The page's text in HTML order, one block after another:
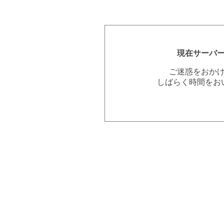
現在サーバ
ご迷惑をおか
しばらく時間を